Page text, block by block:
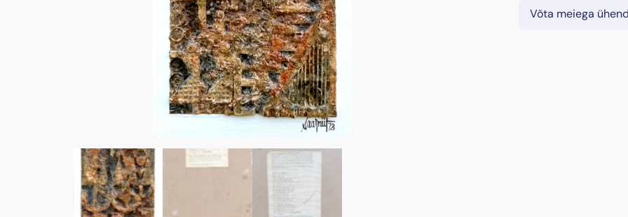
Võta meiega